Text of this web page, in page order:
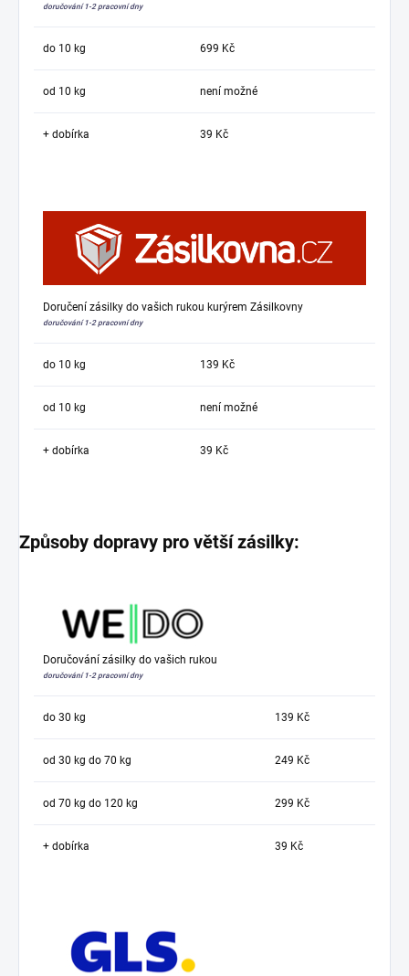
doručování 1-2 pracovní dny
do 10 kg 699 Kč
od 10 kg není možné
+ dobírka 39 Kč
Doručení zásilky do vašich rukou kurýrem Zásilkovny
doručování 1-2 pracovní dny
do 10 kg 139 Kč
od 10 kg není možné
+ dobírka 39 Kč
Způsoby dopravy pro větší zásilky:
Doručování zásilky do vašich rukou
doručování 1-2 pracovní dny
do 30 kg 139 Kč
od 30 kg do 70 kg 249 Kč
od 70 kg do 120 kg 299 Kč
+ dobírka 39 Kč